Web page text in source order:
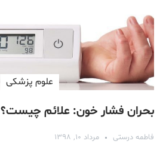
علوم پزشكی
بحران فشار خون: علائم چیست؟
فاطمه درستی مرداد ۱۰, ۱۳۹۸